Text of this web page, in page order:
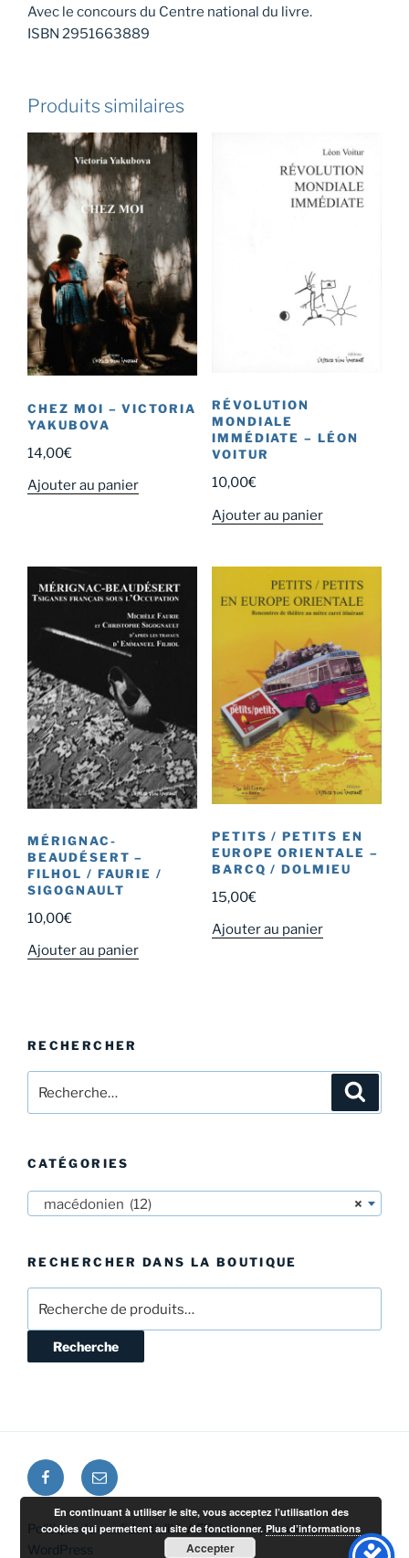
Avec le concours du Centre national du livre.
ISBN 2951663889
Produits similaires
CHEZ MOI – VICTORIA
YAKUBOVA
14,00€
Ajouter au panier
RÉVOLUTION
MONDIALE
IMMÉDIATE – LÉON
VOITUR
10,00€
Ajouter au panier
MÉRIGNAC-
BEAUDÉSERT –
FILHOL / FAURIE /
SIGOGNAULT
10,00€
Ajouter au panier
PETITS / PETITS EN
EUROPE ORIENTALE –
BARCQ / DOLMIEU
15,00€
Ajouter au panier
RECHERCHER
pour
CATÉGORIES
×
macédonien (12)
RECHERCHER DANS LA BOUTIQUE
pour :
Recherche
Facebook
E-
mail
Politique de confidentialité
Fièrement propulsé par
WordPress
En continuant à utiliser le site, vous acceptez l’utilisation des
cookies qui permettent au site de fonctionner.Plus d’informations
Accepter